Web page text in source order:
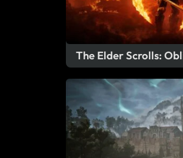
The Elder Scrolls: